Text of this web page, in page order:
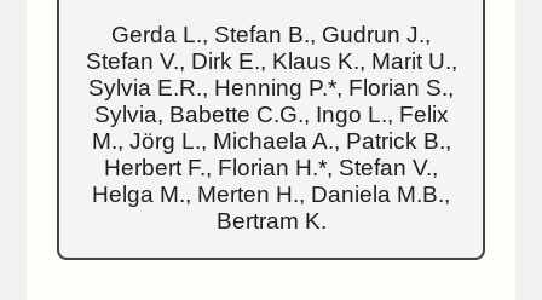
Gerda L., Stefan B., Gudrun J.,
Stefan V., Dirk E., Klaus K., Marit U.,
Sylvia E.R., Henning P.*, Florian S.,
Sylvia, Babette C.G., Ingo L., Felix
M., Jörg L., Michaela A., Patrick B.,
Herbert F., Florian H.*, Stefan V.,
Helga M., Merten H., Daniela M.B.,
Bertram K.